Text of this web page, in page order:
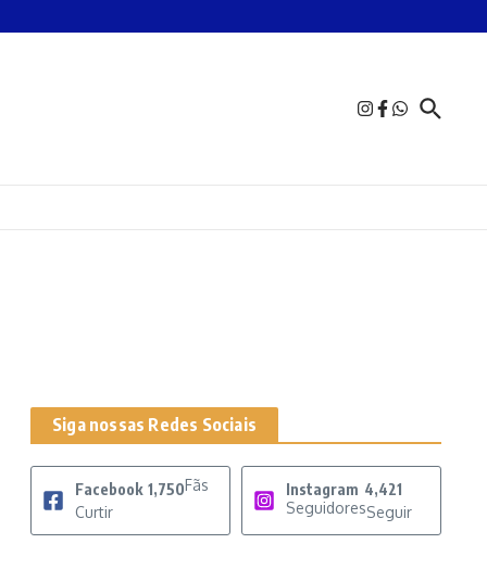
Siga nossas Redes Sociais
Facebook 1,750Fãs
Curtir
Instagram 4,421
SeguidoresSeguir